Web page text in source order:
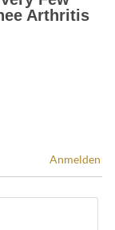
Anmelden